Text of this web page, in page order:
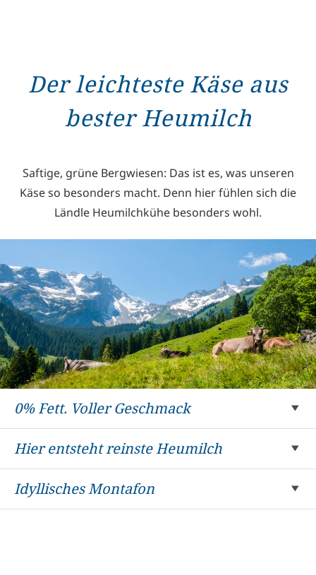
Der leichteste Käse aus
bester Heumilch
Saftige, grüne Bergwiesen: Das ist es, was unseren
Käse so besonders macht. Denn hier fühlen sich die
Ländle Heumilchkühe besonders wohl.
0% Fett. Voller Geschmack
Hier entsteht reinste Heumilch
Idyllisches Montafon